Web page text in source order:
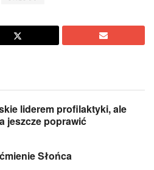
liderem profilaktyki, ale
jeszcze poprawić
Słońca